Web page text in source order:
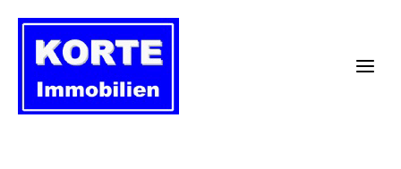
Inhalt
springen